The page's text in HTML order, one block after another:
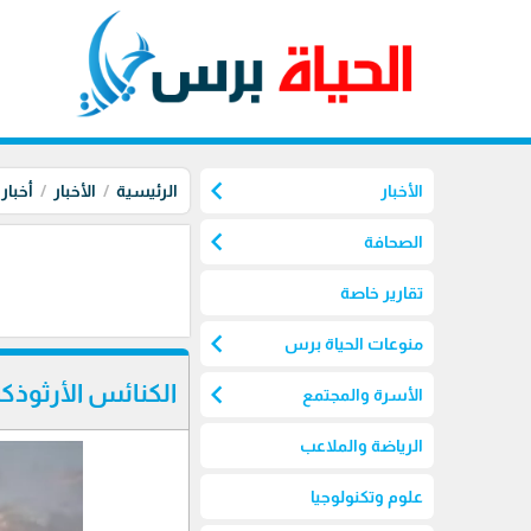
الأخبار chevron_left
الصحافة chevron_left
تقارير خاصة
منوعات الحياة برس chevron_left
الأسرة والمجتمع chevron_left
الرياضة والملاعب
علوم وتكنولوجيا
الرئيسية الأخبار
الكنائس